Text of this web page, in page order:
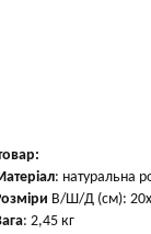
: натуральна
В/Ш/Д (см):
: 2,45 кг